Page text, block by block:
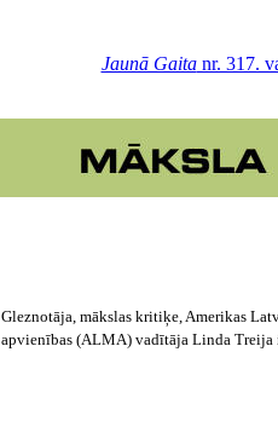
Jaunā Gaitanr. 317.
Gleznotāja, mākslas kritiķe, Amerikas
apvienības (ALMA) vadītāja Linda Treija